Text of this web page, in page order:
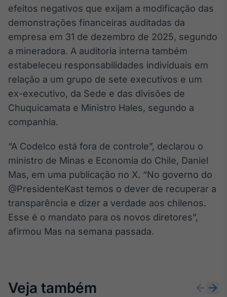
Wallboard
Conteúdos e
dados para
displays e telas
Broadcast
Curadoria
Curadoria de
conteúdos
noticiosos
Soluções de
Broadcast
Radar
Monitoramento
notícias e
conteúdos
Fundos
efeitos negativos que exijam a modificação das
demonstrações financeiras auditadas da
empresa em 31 de dezembro de 2025, segundo
a mineradora. A auditoria interna também
estabeleceu responsabilidades individuais em
relação a um grupo de sete executivos e um
ex-executivo, da Sede e das divisões de
Chuquicamata e Ministro Hales, segundo a
companhia.
“A Codelco está fora de controle”, declarou o
ministro de Minas e Economia do Chile, Daniel
Mas, em uma publicação no X. “No governo do
@PresidenteKast temos o dever de recuperar a
transparência e dizer a verdade aos chilenos.
Esse é o mandato para os novos diretores”,
afirmou Mas na semana passada.
Veja também